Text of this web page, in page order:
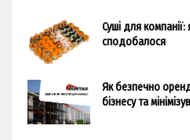
Суші для компанії:
сподобалося
Як безпечно
бізнесу та